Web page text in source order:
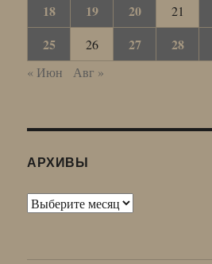
18
19 20 21
25
26 27 28
« Июн Авг »
АРХИВЫ
Архивы